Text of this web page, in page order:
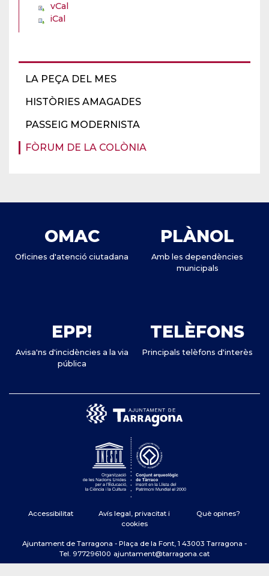
LA PEÇA DEL MES
HISTÒRIES AMAGADES
PASSEIG MODERNISTA
FÒRUM DE LA COLÒNIA
vCal
iCal
OMAC
Oficines d'atenció ciutadana
PLÀNOL
Amb les dependències
municipals
EPP!
Avisa'ns d'incidències a la via
pública
TELÈFONS
Principals telèfons d'interès
Accessibilitat
Avís legal, privacitat i
cookies
Què opines?
Ajuntament de Tarragona - Plaça de la Font, 1 43003 Tarragona -
Tel. 977296100 ajuntament@tarragona.cat